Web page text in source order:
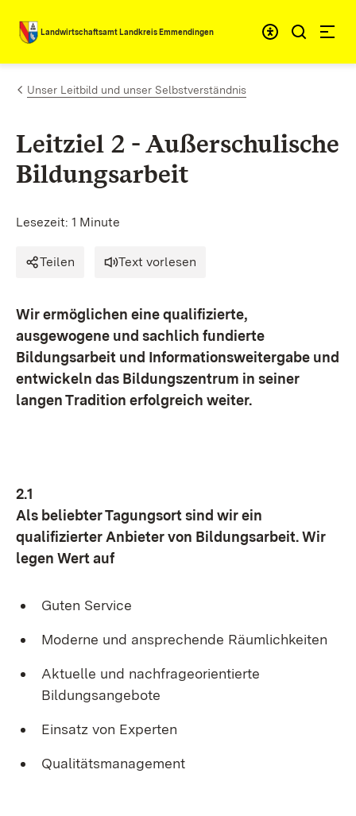
Zum Inhalt springen
Landwirtschaftsamt Landkreis Emmendingen
Unser Leitbild und unser Selbstverständnis
Leitziel 2 - Außerschulische
Bildungsarbeit
Lesezeit: 1 Minute
Teilen Text vorlesen
Wir ermöglichen eine qualifizierte,
ausgewogene und sachlich fundierte
Bildungsarbeit und Informationsweitergabe und
entwickeln das Bildungszentrum in seiner
langen Tradition erfolgreich weiter.
2.1
Als beliebter Tagungsort sind wir ein
qualifizierter Anbieter von Bildungsarbeit. Wir
legen Wert auf
Guten Service
Moderne und ansprechende Räumlichkeiten
Aktuelle und nachfrageorientierte
Bildungsangebote
Einsatz von Experten
Qualitätsmanagement